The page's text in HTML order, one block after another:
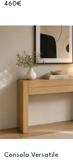
460€
Consola Versatile